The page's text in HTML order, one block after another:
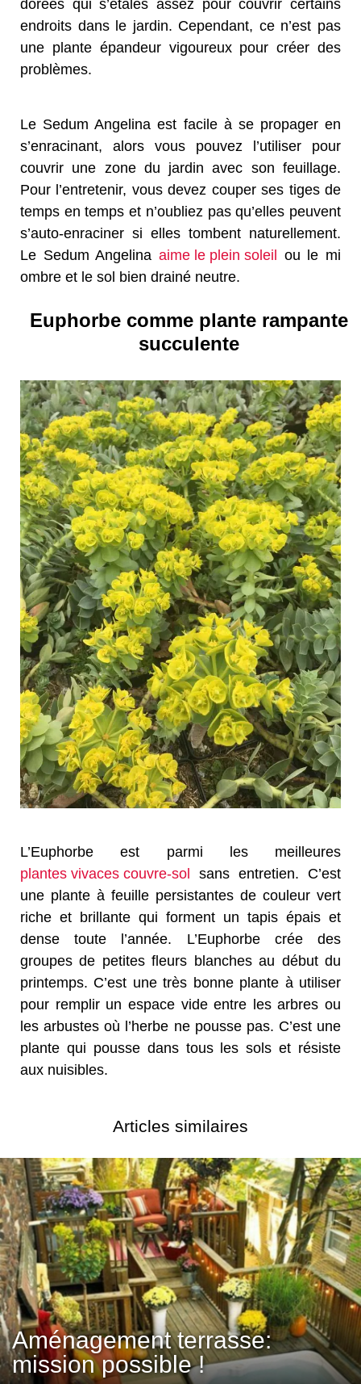
dorées qui s’étales assez pour couvrir certains
endroits dans le jardin. Cependant, ce n’est pas
une plante épandeur vigoureux pour créer des
problèmes.
Le Sedum Angelina est facile à se propager en
s’enracinant, alors vous pouvez l’utiliser pour
couvrir une zone du jardin avec son feuillage.
Pour l’entretenir, vous devez couper ses tiges de
temps en temps et n’oubliez pas qu’elles peuvent
s’auto-enraciner si elles tombent naturellement.
Le Sedum Angelina aime le plein soleil ou le mi
ombre et le sol bien drainé neutre.
Euphorbe comme plante rampante
succulente
L’Euphorbe est parmi les meilleures
plantes vivaces couvre-sol
sans entretien. C’est
une plante à feuille persistantes de couleur vert
riche et brillante qui forment un tapis épais et
dense toute l’année. L’Euphorbe crée des
groupes de petites fleurs blanches au début du
printemps. C’est une très bonne plante à utiliser
pour remplir un espace vide entre les arbres ou
les arbustes où l’herbe ne pousse pas. C’est une
plante qui pousse dans tous les sols et résiste
aux nuisibles.
Articles similaires
Aménagement terrasse:
mission possible !